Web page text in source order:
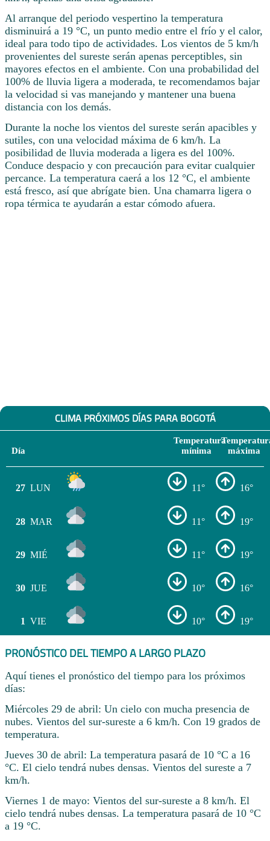
Al arranque del periodo vespertino la temperatura
disminuirá a 19 °C, un punto medio entre el frío y el calor,
ideal para todo tipo de actividades. Los vientos de 5 km/h
provenientes del sureste serán apenas perceptibles, sin
mayores efectos en el ambiente. Con una probabilidad del
100% de lluvia ligera a moderada, te recomendamos bajar
la velocidad si vas manejando y mantener una buena
distancia con los demás.
Durante la noche los vientos del sureste serán apacibles y
sutiles, con una velocidad máxima de 6 km/h. La
posibilidad de lluvia moderada a ligera es del 100%.
Conduce despacio y con precaución para evitar cualquier
percance. La temperatura caerá a los 12 °C, el ambiente
está fresco, así que abrígate bien. Una chamarra ligera o
ropa térmica te ayudarán a estar cómodo afuera.
CLIMA PRÓXIMOS DÍAS PARA BOGOTÁ
Día
Temperatura
mínima
máxima
27 LUN 11° 16°
28 MAR 11° 19°
29 MIÉ 11° 19°
30 JUE 10° 16°
1 VIE 10° 19°
PRONÓSTICO DEL TIEMPO A LARGO PLAZO
Aquí tienes el pronóstico del tiempo para los próximos
días:
Miércoles 29 de abril: Un cielo con mucha presencia de
nubes. Vientos del sur-sureste a 6 km/h. Con 19 grados de
temperatura.
Jueves 30 de abril: La temperatura pasará de 10 °C a 16
°C. El cielo tendrá nubes densas. Vientos del sureste a 7
km/h.
Viernes 1 de mayo: Vientos del sur-sureste a 8 km/h. El
cielo tendrá nubes densas. La temperatura pasará de 10 °C
a 19 °C.